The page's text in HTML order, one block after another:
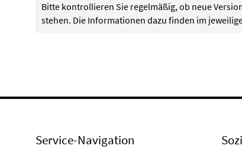
Bitte kontrollieren Sie regelmäßig, ob neue
stehen. Die Informationen dazu finden im
Service-Navigation